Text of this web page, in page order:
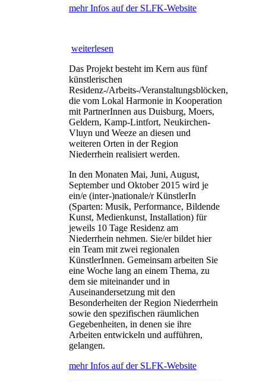
mehr Infos auf der SLFK-Website
weiterlesen
Das Projekt besteht im Kern aus fünf
künstlerischen
Residenz-/Arbeits-/Veranstaltungsblöcken,
die vom Lokal Harmonie in Kooperation
mit PartnerInnen aus Duisburg, Moers,
Geldern, Kamp-Lintfort, Neukirchen-
Vluyn und Weeze an diesen und
weiteren Orten in der Region
Niederrhein realisiert werden.
In den Monaten Mai, Juni, August,
September und Oktober 2015 wird je
ein/e (inter-)nationale/r KünstlerIn
(Sparten: Musik, Performance, Bildende
Kunst, Medienkunst, Installation) für
jeweils 10 Tage Residenz am
Niederrhein nehmen. Sie/er bildet hier
ein Team mit zwei regionalen
KünstlerInnen. Gemeinsam arbeiten Sie
eine Woche lang an einem Thema, zu
dem sie miteinander und in
Auseinandersetzung mit den
Besonderheiten der Region Niederrhein
sowie den spezifischen räumlichen
Gegebenheiten, in denen sie ihre
Arbeiten entwickeln und aufführen,
gelangen.
mehr Infos auf der SLFK-Website